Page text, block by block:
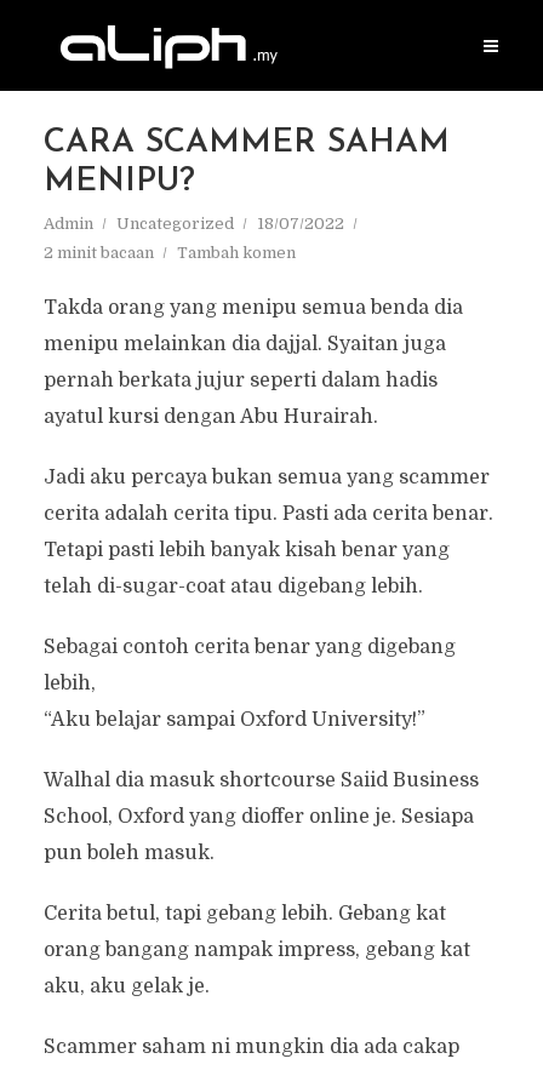
CARA SCAMMER SAHAM
MENIPU?
Admin Uncategorized
18/07/2022
2 minit bacaan
Tambah komen
Takda orang yang menipu semua benda dia
menipu melainkan dia dajjal. Syaitan juga
pernah berkata jujur seperti dalam hadis
ayatul kursi dengan Abu Hurairah.
Jadi aku percaya bukan semua yang scammer
cerita adalah cerita tipu. Pasti ada cerita benar.
Tetapi pasti lebih banyak kisah benar yang
telah di-sugar-coat atau digebang lebih.
Sebagai contoh cerita benar yang digebang
lebih,
“Aku belajar sampai Oxford University!”
Walhal dia masuk shortcourse Saiid Business
School, Oxford yang dioffer online je. Sesiapa
pun boleh masuk.
Cerita betul, tapi gebang lebih. Gebang kat
orang bangang nampak impress, gebang kat
aku, aku gelak je.
Scammer saham ni mungkin dia ada cakap